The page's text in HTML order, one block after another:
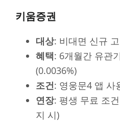
키움증권
대상: 비대면 신규
혜택: 6개월간 유관
(0.0036%)
조건: 영웅문4 앱 사
연장: 평생 무료 조
지 시)